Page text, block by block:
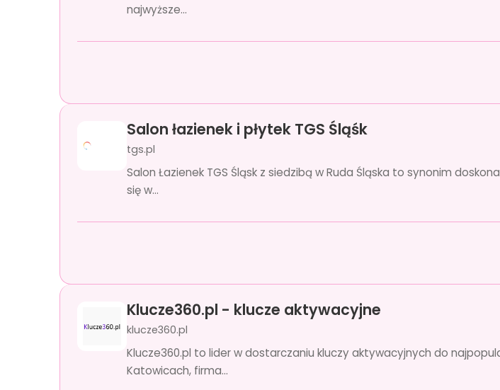
najwyższe...
Salon łazienek i płytek TGS Śląśk
tgs.pl
Salon Łazienek TGS Śląsk z siedzibą w Ruda Śląska to synonim
się w...
Klucze360.pl - klucze aktywacyjne
klucze360.pl
Klucze360.pl to lider w dostarczaniu kluczy aktywacyjnych do
Katowicach, firma...